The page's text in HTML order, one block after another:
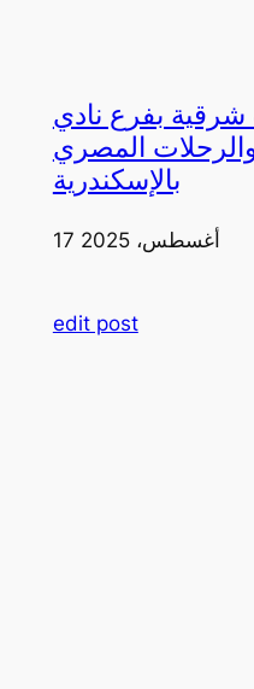
بفرع نادي
المصري
بالإسكندرية
17 أغسطس، 2025
edit post